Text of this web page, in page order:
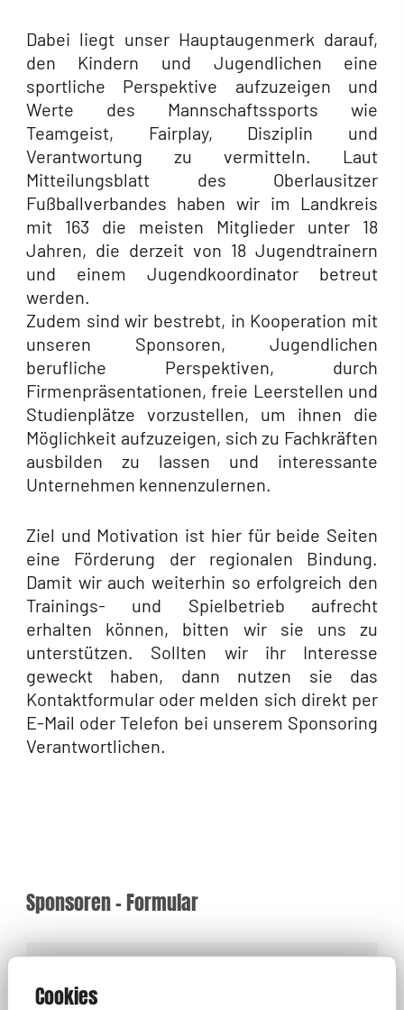
Dabei liegt unser Hauptaugenmerk darauf,
den Kindern und Jugendlichen eine
sportliche Perspektive aufzuzeigen und
Werte des Mannschaftssports wie
Teamgeist, Fairplay, Disziplin und
Verantwortung zu vermitteln. Laut
Mitteilungsblatt des Oberlausitzer
Fußballverbandes haben wir im Landkreis
mit 163 die meisten Mitglieder unter 18
Jahren, die derzeit von 18 Jugendtrainern
und einem Jugendkoordinator betreut
werden.
Zudem sind wir bestrebt, in Kooperation mit
unseren Sponsoren, Jugendlichen
berufliche Perspektiven, durch
Firmenpräsentationen, freie Leerstellen und
Studienplätze vorzustellen, um ihnen die
Möglichkeit aufzuzeigen, sich zu Fachkräften
ausbilden zu lassen und interessante
Unternehmen kennenzulernen.
Ziel und Motivation ist hier für beide Seiten
eine Förderung der regionalen Bindung.
Damit wir auch weiterhin so erfolgreich den
Trainings- und Spielbetrieb aufrecht
erhalten können, bitten wir sie uns zu
unterstützen. Sollten wir ihr Interesse
geweckt haben, dann nutzen sie das
Kontaktformular oder melden sich direkt per
E-Mail oder Telefon bei unserem Sponsoring
Verantwortlichen.
Sponsoren - Formular
Cookies